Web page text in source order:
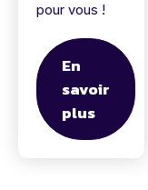
pour vous !
En
savoir
plus